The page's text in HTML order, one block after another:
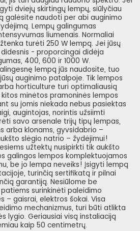
dviejų skirtingų lempų, siūlyčiau
galėsite naudoti per abi auginimo
Lempų galingumas
liumenais. Normaliai
turėti 250 W lempą. Jei jūsų
- proporcingai didėja
400, 600 ir 1000 W.
lempą jūs naudosite, tuo
auginimo patalpoje. Tik lempos
horticulture turi optimaliausią
minėtos pramoninės lempos
su jomis niekada nebus pasiektas
augintojas, norintis užsiimti
savo arsenale trijų tipų lempas,
arba klonams, gyvsidabrio –
slėgio natrio – žydėjimui!
užtektų nusipirkti tik aukšto
galingos lempos komplektuojamos
be jo lempa neveiks! Įsigyti lempą
turinčią sertifikatą ir pilnai
garantiją. Nesiūlome be
surinkinėti paleidimo
– gaisrai, elektros šokai. Visa
mechanizmus, turi būti atlikta
lygio. Geriausiai visą instaliaciją
kaip 50 centimetrų.